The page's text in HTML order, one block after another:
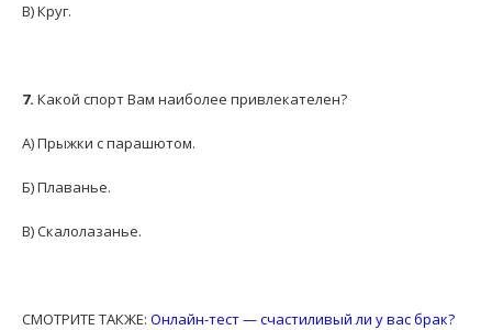
В) Круг.
7. Какой спорт Вам наиболее привлекателен?
А) Прыжки с парашютом.
Б) Плаванье.
В) Скалолазанье.
СМОТРИТЕ ТАКЖЕ: Онлайн-тест — счастиливый ли у вас брак?